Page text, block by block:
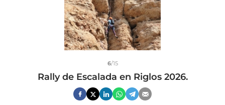
6/15
Rally de Escalada en Riglos 2026.